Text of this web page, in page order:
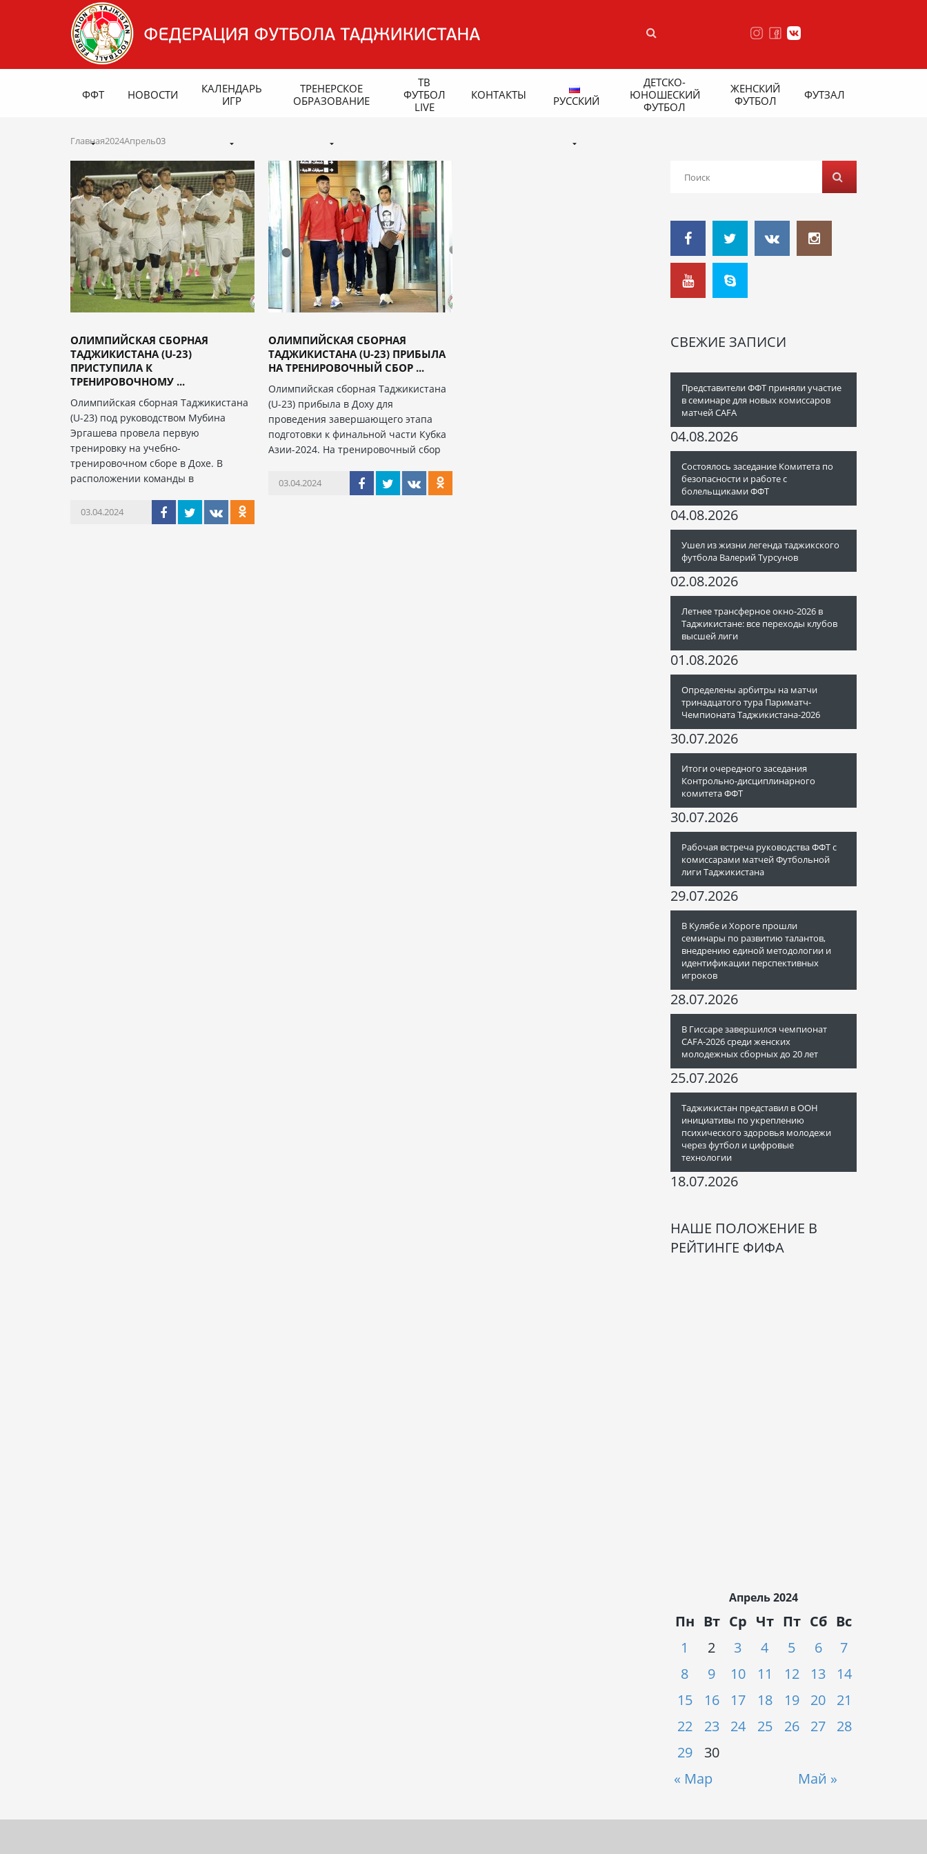
ФФТ НОВОСТИ
КАЛЕНДАРЬ
ИГР
ТРЕНЕРСКОЕ
ОБРАЗОВАНИЕ
ТВ
ФУТБОЛ
LIVE
КОНТАКТЫ РУССКИЙ
ДЕТСКО-
ЮНОШЕСКИЙ
ФУТБОЛ
ЖЕНСКИЙ
ФУТБОЛ
ФУТЗАЛ
Главная2024Апрель03
ОЛИМПИЙСКАЯ СБОРНАЯ
ТАДЖИКИСТАНА (U-23)
ПРИСТУПИЛА К
ТРЕНИРОВОЧНОМУ ...
Олимпийская сборная Таджикистана
(U-23) под руководством Мубина
Эргашева провела первую
тренировку на учебно-
тренировочном сборе в Дохе. В
расположении команды в
03.04.2024
ОЛИМПИЙСКАЯ СБОРНАЯ
ТАДЖИКИСТАНА (U-23) ПРИБЫЛА
НА ТРЕНИРОВОЧНЫЙ СБОР ...
Олимпийская сборная Таджикистана
(U-23) прибыла в Доху для
проведения завершающего этапа
подготовки к финальной части Кубка
Азии-2024. На тренировочный сбор
03.04.2024
СВЕЖИЕ ЗАПИСИ
Представители ФФТ приняли участие
в семинаре для новых комиссаров
матчей CAFA
04.08.2026
Состоялось заседание Комитета по
безопасности и работе с
болельщиками ФФТ
04.08.2026
Ушел из жизни легенда таджикского
футбола Валерий Турсунов
02.08.2026
Летнее трансферное окно-2026 в
Таджикистане: все переходы клубов
высшей лиги
01.08.2026
Определены арбитры на матчи
тринадцатого тура Париматч-
Чемпионата Таджикистана-2026
30.07.2026
Итоги очередного заседания
Контрольно-дисциплинарного
комитета ФФТ
30.07.2026
Рабочая встреча руководства ФФТ с
комиссарами матчей Футбольной
лиги Таджикистана
29.07.2026
В Кулябе и Хороге прошли
семинары по развитию талантов,
внедрению единой методологии и
идентификации перспективных
игроков
28.07.2026
В Гиссаре завершился чемпионат
CAFA-2026 среди женских
молодежных сборных до 20 лет
25.07.2026
Таджикистан представил в ООН
инициативы по укреплению
психического здоровья молодежи
через футбол и цифровые
технологии
18.07.2026
НАШЕ ПОЛОЖЕНИЕ В
РЕЙТИНГЕ ФИФА
Апрель 2024
Пн Вт Ср Чт Пт Сб Вс
« Мар Май »
1 2 3 4 5 6
7
8
9 10 11 12 13
14
15
16 17 18 19 20
21
22
23 24 25 26 27
28
29
30